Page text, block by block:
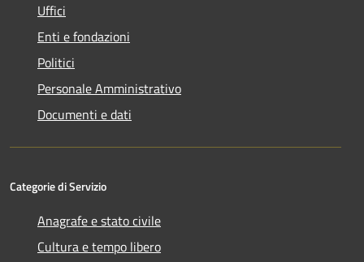
Uffici
Enti e fondazioni
Politici
Personale Amministrativo
Documenti e dati
Categorie di Servizio
Anagrafe e stato civile
Cultura e tempo libero